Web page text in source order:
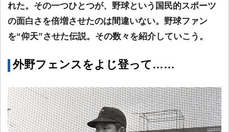
れた。その一つひとつが、野球という国民的スポーツ
の面白さを倍増させたのは間違いない。野球ファン
を“仰天”させた伝説。その数々を紹介していこう。
外野フェンスをよじ登って……